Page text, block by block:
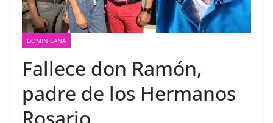
DOMINICANA
Fallece don Ramón,
padre de los Hermanos
Rosario